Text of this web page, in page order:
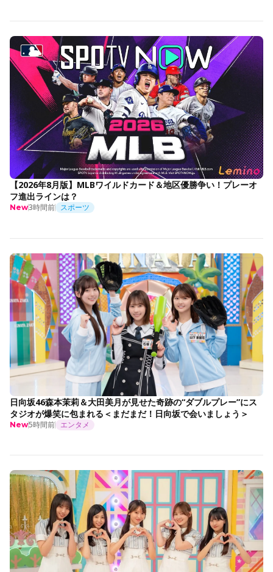
【2026年8月版】MLBワイルドカード＆地区優勝争い！プレーオ
フ進出ラインは？
New3時間前 スポーツ
日向坂46森本茉莉＆大田美月が見せた奇跡の“ダブルプレー”にス
タジオが爆笑に包まれる＜まだまだ！日向坂で会いましょう＞
New5時間前 エンタメ